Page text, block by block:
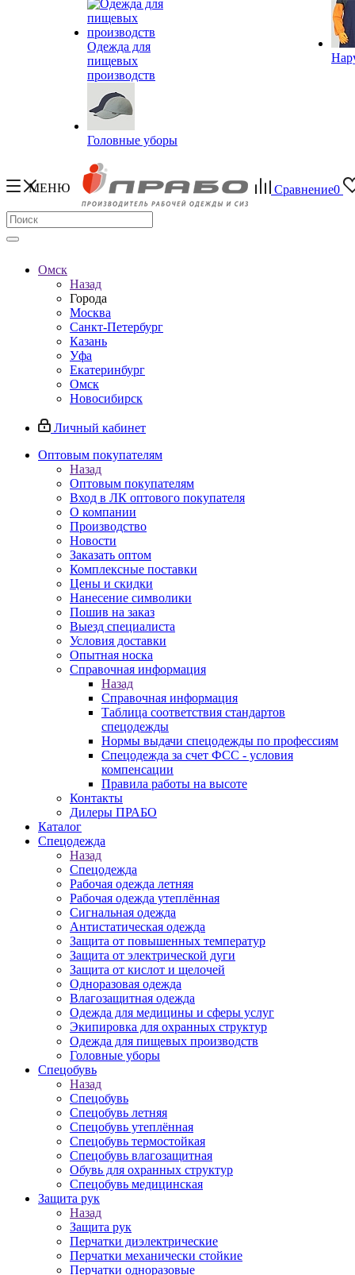
Одежда для
пищевых
производств
Головные уборы
МЕНЮ Сравнение0
Омск
Назад
Города
Москва
Санкт-Петербург
Казань
Уфа
Екатеринбург
Омск
Новосибирск
Личный кабинет
Оптовым покупателям
Назад
Оптовым покупателям
Вход в ЛК оптового покупателя
О компании
Производство
Новости
Заказать оптом
Комплексные поставки
Цены и скидки
Нанесение символики
Пошив на заказ
Выезд специалиста
Условия доставки
Опытная носка
Справочная информация
Назад
Справочная информация
Таблица соответствия стандартов
спецодежды
Нормы выдачи спецодежды по профессиям
Спецодежда за счет ФСС - условия
компенсации
Правила работы на высоте
Контакты
Дилеры ПРАБО
Каталог
Спецодежда
Назад
Спецодежда
Рабочая одежда летняя
Рабочая одежда утеплённая
Сигнальная одежда
Антистатическая одежда
Защита от повышенных температур
Защита от электрической дуги
Защита от кислот и щелочей
Одноразовая одежда
Влагозащитная одежда
Одежда для медицины и сферы услуг
Экипировка для охранных структур
Одежда для пищевых производств
Головные уборы
Спецобувь
Назад
Спецобувь
Спецобувь летняя
Спецобувь утеплённая
Спецобувь термостойкая
Спецобувь влагозащитная
Обувь для охранных структур
Спецобувь медицинская
Защита рук
Назад
Защита рук
Перчатки диэлектрические
Перчатки механически стойкие
Перчатки одноразовые